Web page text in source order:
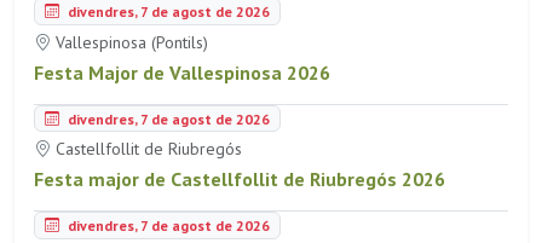
divendres, 7 de agost de 2026
Vallespinosa (Pontils)
Festa Major de Vallespinosa 2026
divendres, 7 de agost de 2026
Castellfollit de Riubregós
Festa major de Castellfollit de Riubregós 2026
divendres, 7 de agost de 2026